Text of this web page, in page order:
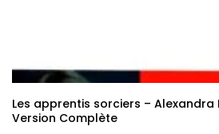
Les apprentis sorciers – Alexandra
Version Complète